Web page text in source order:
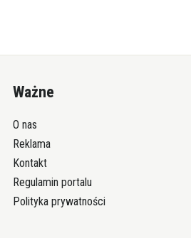
Ważne
O nas
Reklama
Kontakt
Regulamin portalu
Polityka prywatności